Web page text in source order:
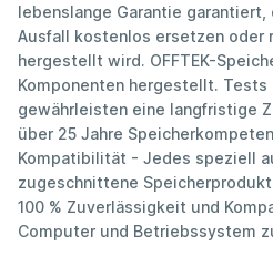
lebenslange Garantie garantiert,
Ausfall kostenlos ersetzen oder
hergestellt wird. OFFTEK-
Komponenten hergestellt. Tests
gewährleisten eine langfristige
über 25 Jahre
Kompatibilität - Jedes speziell
zugeschnittene
100 % Zuverlässigkeit und
Computer und Betriebssystem